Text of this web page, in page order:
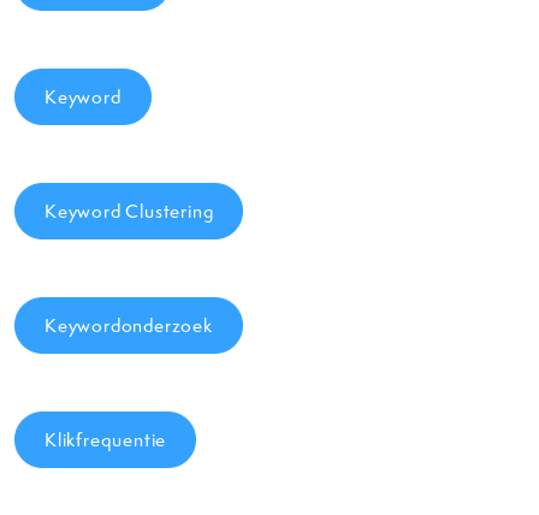
Keyword
Keyword Clustering
Keywordonderzoek
Klikfrequentie